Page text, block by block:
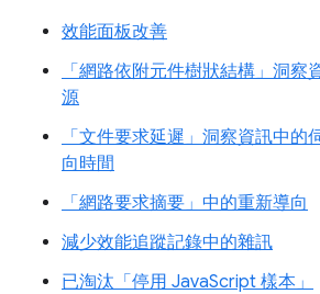
效能面板改善
「網路依附元件樹狀結構」洞察
源
「文件要求延遲」洞察資訊中的
向時間
「網路要求摘要」中的重新導向
減少效能追蹤記錄中的雜訊
已淘汰「停用 JavaScript 樣本」